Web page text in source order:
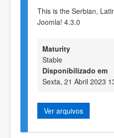
This is the Serbian,
Joomla! 4.3.0
Maturity
Stable
Disponibilizado em
Sexta, 21 Abril 2023
Ver arquivos